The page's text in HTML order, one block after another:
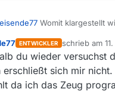
Womit klargestellt
nicht gefällt, der muss ja
Ergo werde ich - und
lange wie möglich die
eigentlich …
ENTWICKLER schrieb am
zuletzt
du wieder versuchst
erschließt sich mir
da ich das Zeug